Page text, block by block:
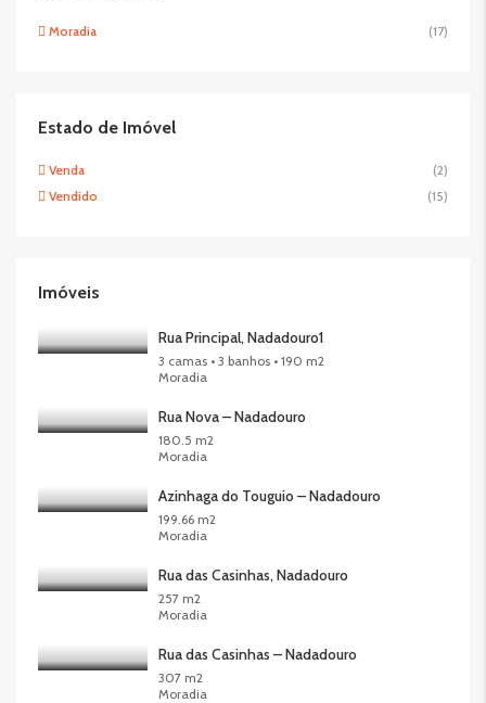
Moradia (17)
Estado de Imóvel
Venda
(2)
Vendido
(15)
Imóveis
Rua Principal, Nadadouro1
3 camas • 3 banhos • 190 m2
Moradia
Rua Nova – Nadadouro
180.5 m2
Moradia
Azinhaga do Touguio – Nadadouro
199.66 m2
Moradia
Rua das Casinhas, Nadadouro
257 m2
Moradia
Rua das Casinhas – Nadadouro
307 m2
Moradia